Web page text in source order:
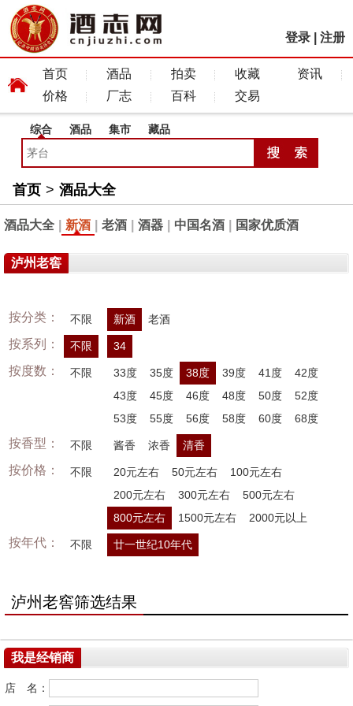
登录 注册
首页 酒品 拍卖 收藏
资讯
价格
厂志 百科 交易
综合 酒品 集市 藏品
首页 > 酒品大全
酒品大全 新酒 老酒 酒器 中国名酒 国家优质酒
泸州老窖
按分类： 不限 新酒 老酒
按系列： 不限 34
按度数： 不限 33度 35度 38度 39度 41度
42度
43度
45度 46度 48度 50度
52度
53度
55度 56度 58度 60度 68度
按香型： 不限 酱香 浓香 清香
按价格： 不限 20元左右 50元左右
100元左右
200元左右
300元左右
500元左右
800元左右
1500元左右 2000元以上
按年代： 不限 廿一世纪10年代
泸州老窖筛选结果
我是经销商
店 名：